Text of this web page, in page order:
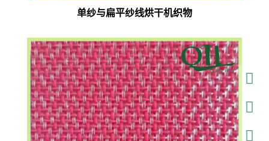
单纱与扁平纱线烘干机织物